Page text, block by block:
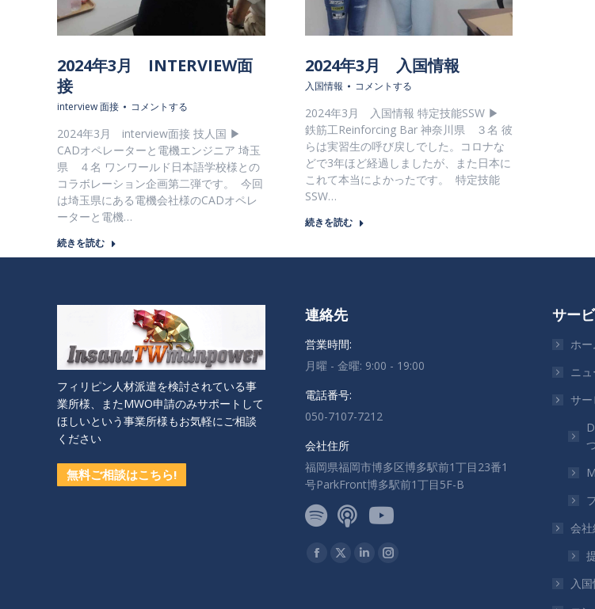
2024年3月 INTERVIEW面
接
interview 面接 コメントする
2024年3月 interview面接 技人国 ▶
CADオペレーターと電機エンジニア 埼玉
県 ４名 ワンワールド日本語学校様との
コラボレーション企画第二弾です。 今回
は埼玉県にある電機会社様のCADオペレ
ーターと電機…
続きを読む
2024年3月 入国情報
入国情報 コメントする
2024年3月 入国情報 特定技能SSW ▶
鉄筋工Reinforcing Bar 神奈川県 ３名 彼
らは実習生の呼び戻しでした。コロナな
どで3年ほど経過しましたが、また日本に
これて本当によかったです。 特定技能
SSW…
続きを読む
フィリピン人材派遣を検討されている事
業所様、またMWO申請のみサポートして
ほしいという事業所様もお気軽にご相談
ください
無料ご相談はこちら!
連絡先
営業時間:
月曜 - 金曜: 9:00 - 19:00
電話番号:
050-7107-7212
会社住所
福岡県福岡市博多区博多駅前1丁目23番1
号ParkFront博多駅前1丁目5F-B
私達を見つけてください：
Facebook
X
LinkedinInstagram
サー
ホー
ニ
サー
会社
入